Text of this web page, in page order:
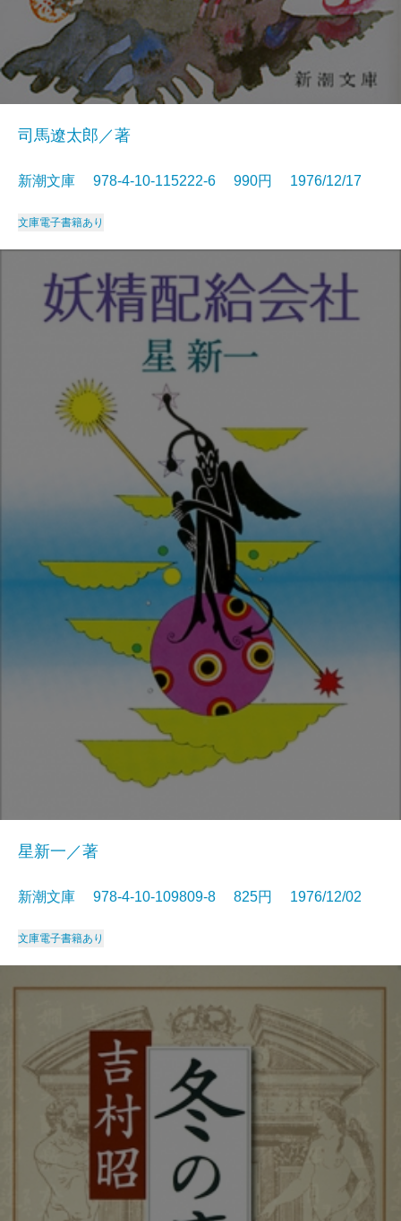
司馬遼太郎／著
新潮文庫 978-4-10-115222-6 990円 1976/12/17
文庫電子書籍あり
星新一／著
新潮文庫 978-4-10-109809-8 825円 1976/12/02
文庫電子書籍あり